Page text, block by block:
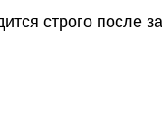
строго